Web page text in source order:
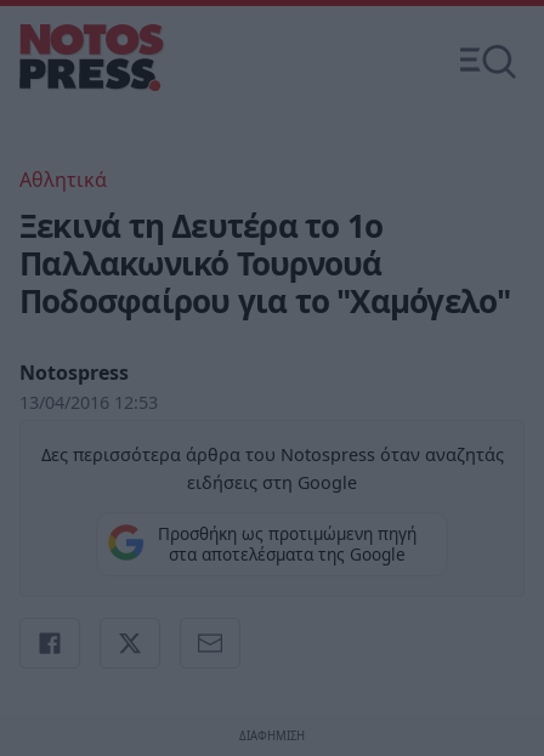
Αθλητικά
Ξεκινά τη Δευτέρα το 1ο
Παλλακωνικό Τουρνουά
Ποδοσφαίρου για το "Χαμόγελο"
Notospress
13/04/2016 12:53
Δες περισσότερα άρθρα του Notospress όταν αναζητάς
ειδήσεις στη Google
Προσθήκη ως προτιμώμενη πηγή
στα αποτελέσματα της Google